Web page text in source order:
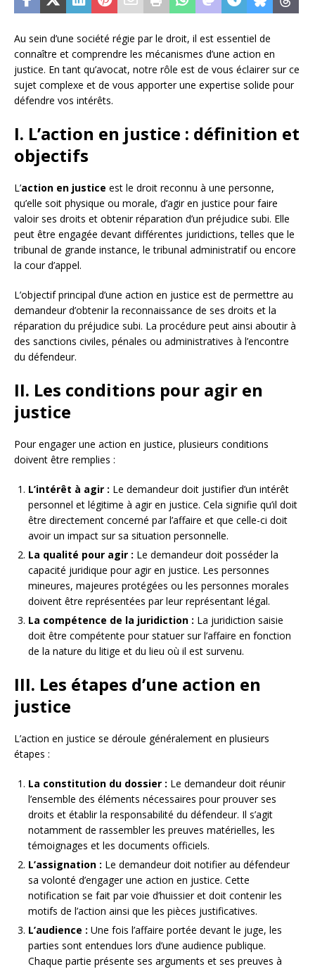
Au sein d’une société régie par le droit, il est essentiel de
connaître et comprendre les mécanismes d’une action en
justice. En tant qu’avocat, notre rôle est de vous éclairer sur ce
sujet complexe et de vous apporter une expertise solide pour
défendre vos intérêts.
I. L’action en justice : définition et
objectifs
L’action en justice est le droit reconnu à une personne,
qu’elle soit physique ou morale, d’agir en justice pour faire
valoir ses droits et obtenir réparation d’un préjudice subi. Elle
peut être engagée devant différentes juridictions, telles que le
tribunal de grande instance, le tribunal administratif ou encore
la cour d’appel.
L’objectif principal d’une action en justice est de permettre au
demandeur d’obtenir la reconnaissance de ses droits et la
réparation du préjudice subi. La procédure peut ainsi aboutir à
des sanctions civiles, pénales ou administratives à l’encontre
du défendeur.
II. Les conditions pour agir en
justice
Pour engager une action en justice, plusieurs conditions
doivent être remplies :
L’intérêt à agir : Le demandeur doit justifier d’un intérêt
personnel et légitime à agir en justice. Cela signifie qu’il doit
être directement concerné par l’affaire et que celle-ci doit
avoir un impact sur sa situation personnelle.
La qualité pour agir : Le demandeur doit posséder la
capacité juridique pour agir en justice. Les personnes
mineures, majeures protégées ou les personnes morales
doivent être représentées par leur représentant légal.
La compétence de la juridiction : La juridiction saisie
doit être compétente pour statuer sur l’affaire en fonction
de la nature du litige et du lieu où il est survenu.
III. Les étapes d’une action en
justice
L’action en justice se déroule généralement en plusieurs
étapes :
La constitution du dossier : Le demandeur doit réunir
l’ensemble des éléments nécessaires pour prouver ses
droits et établir la responsabilité du défendeur. Il s’agit
notamment de rassembler les preuves matérielles, les
témoignages et les documents officiels.
L’assignation : Le demandeur doit notifier au défendeur
sa volonté d’engager une action en justice. Cette
notification se fait par voie d’huissier et doit contenir les
motifs de l’action ainsi que les pièces justificatives.
L’audience : Une fois l’affaire portée devant le juge, les
parties sont entendues lors d’une audience publique.
Chaque partie présente ses arguments et ses preuves à